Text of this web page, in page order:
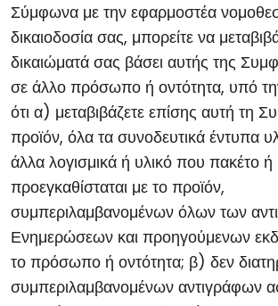
Σύμφωνα με την εφαρμοστέα
δικαιοδοσία σας, μπορείτε να
δικαιώματά σας βάσει αυτής της
σε άλλο πρόσωπο ή οντότητα, υπό
ότι α) μεταβιβάζετε επίσης αυτή τη
προϊόν, όλα τα συνοδευτικά έντυπα
άλλα λογισμικά ή υλικό που πακέτο ή
προεγκαθίσταται με το προϊόν,
συμπεριλαμβανομένων όλων των
Ενημερώσεων και προηγούμενων
το πρόσωπο ή οντότητα; β) δεν
συμπεριλαμβανομένων αντιγράφων